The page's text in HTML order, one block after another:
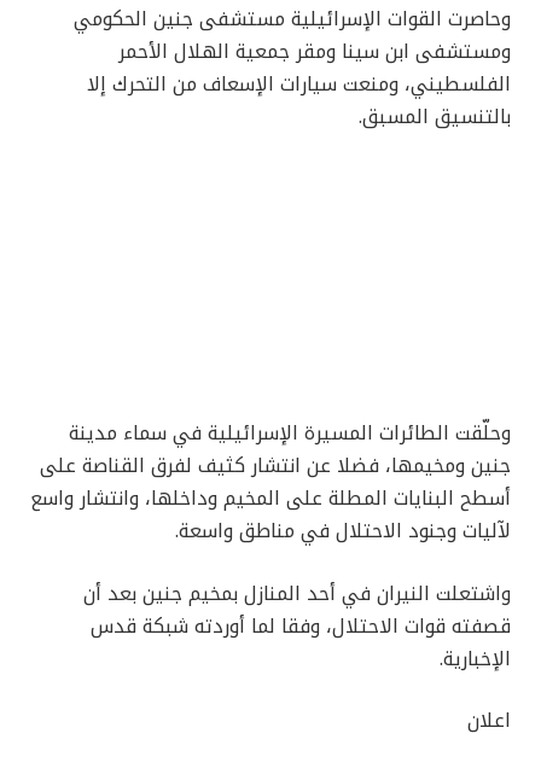
وحاصرت القوات الإسرائيلية مستشفى جنين الحكومي
ومستشفى ابن سينا ومقر جمعية الهلال الأحمر
الفلسطيني، ومنعت سيارات الإسعاف من التحرك إلا
بالتنسيق المسبق.
وحلّقت الطائرات المسيرة الإسرائيلية في سماء مدينة
جنين ومخيمها، فضلا عن انتشار كثيف لفرق القناصة على
أسطح البنايات المطلة على المخيم وداخلها، وانتشار واسع
لآليات وجنود الاحتلال في مناطق واسعة.
واشتعلت النيران في أحد المنازل بمخيم جنين بعد أن
قصفته قوات الاحتلال، وفقا لما أوردته شبكة قدس
الإخبارية.
اعلان